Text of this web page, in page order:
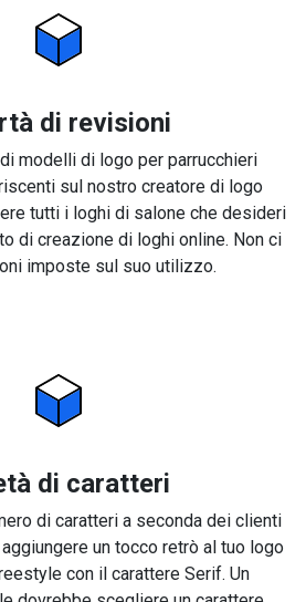
di revisioni
modelli di logo per parrucchieri
sul nostro creatore di logo
tutti i loghi di salone che desideri
di creazione di loghi online. Non ci
imposte sul suo utilizzo.
di caratteri
di caratteri a seconda dei clienti
un tocco retrò al tuo logo
con il carattere Serif. Un